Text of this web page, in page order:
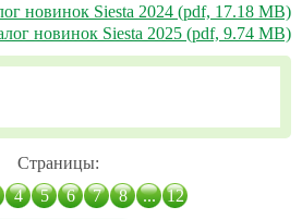
новинок Siesta 2024 (pdf, 17.18 MB)
новинок Siesta 2025 (pdf, 9.74 MB)
Страницы:
4 5 6 7 8 ... 12